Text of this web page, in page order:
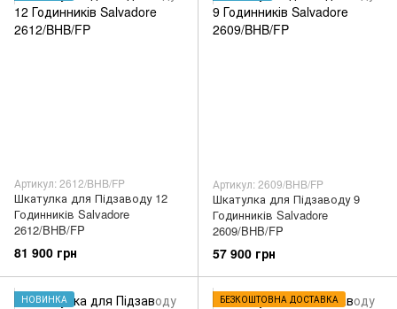
Артикул: 2612/BHB/FP
Шкатулка для Підзаводу 12
Годинників Salvadore
2612/BHB/FP
81 900 грн
Артикул: 2609/BHB/FP
Шкатулка для Підзаводу 9
Годинників Salvadore
2609/BHB/FP
57 900 грн
НОВИНКА БЕЗКОШТОВНА ДОСТАВКА